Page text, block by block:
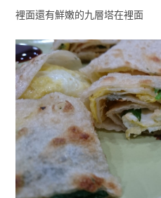
裡面還有鮮嫩的九層塔在裡面